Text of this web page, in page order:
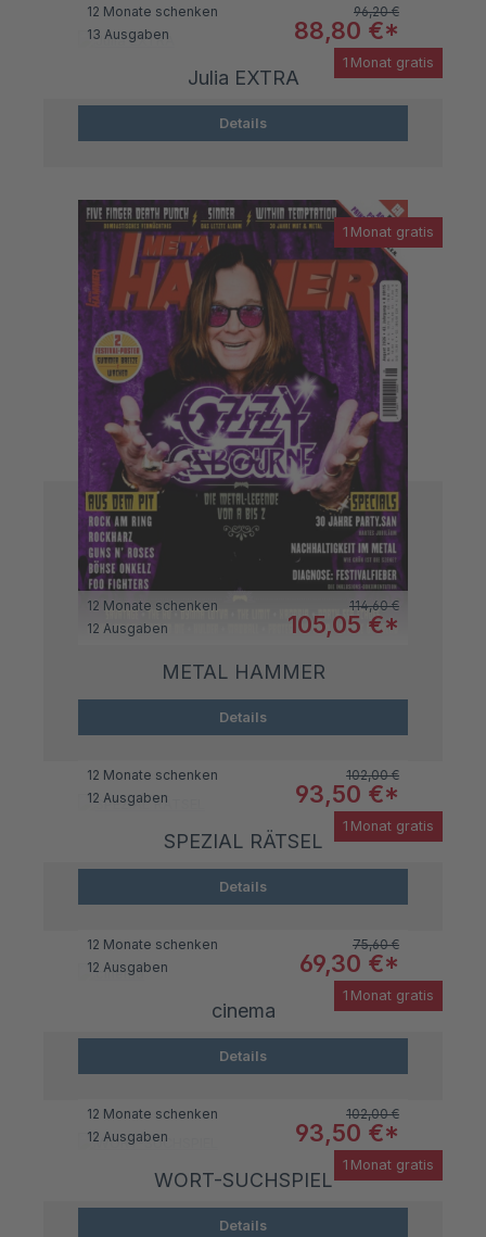
1 Monat gratis
12 Monate schenken Regulärer Preis:
96,20 €
13 Ausgaben
Verkaufspreis:
88,80 €*
Julia EXTRA
Details
1 Monat gratis
12 Monate schenken Regulärer Preis:
114,60 €
12 Ausgaben
Verkaufspreis:
105,05 €*
METAL HAMMER
Details
1 Monat gratis
12 Monate schenken Regulärer Preis:
102,00 €
12 Ausgaben
Verkaufspreis:
93,50 €*
SPEZIAL RÄTSEL
Details
1 Monat gratis
12 Monate schenken Regulärer Preis:
75,60 €
12 Ausgaben
Verkaufspreis:
69,30 €*
cinema
Details
1 Monat gratis
12 Monate schenken Regulärer Preis:
102,00 €
12 Ausgaben
Verkaufspreis:
93,50 €*
WORT-SUCHSPIEL
Details